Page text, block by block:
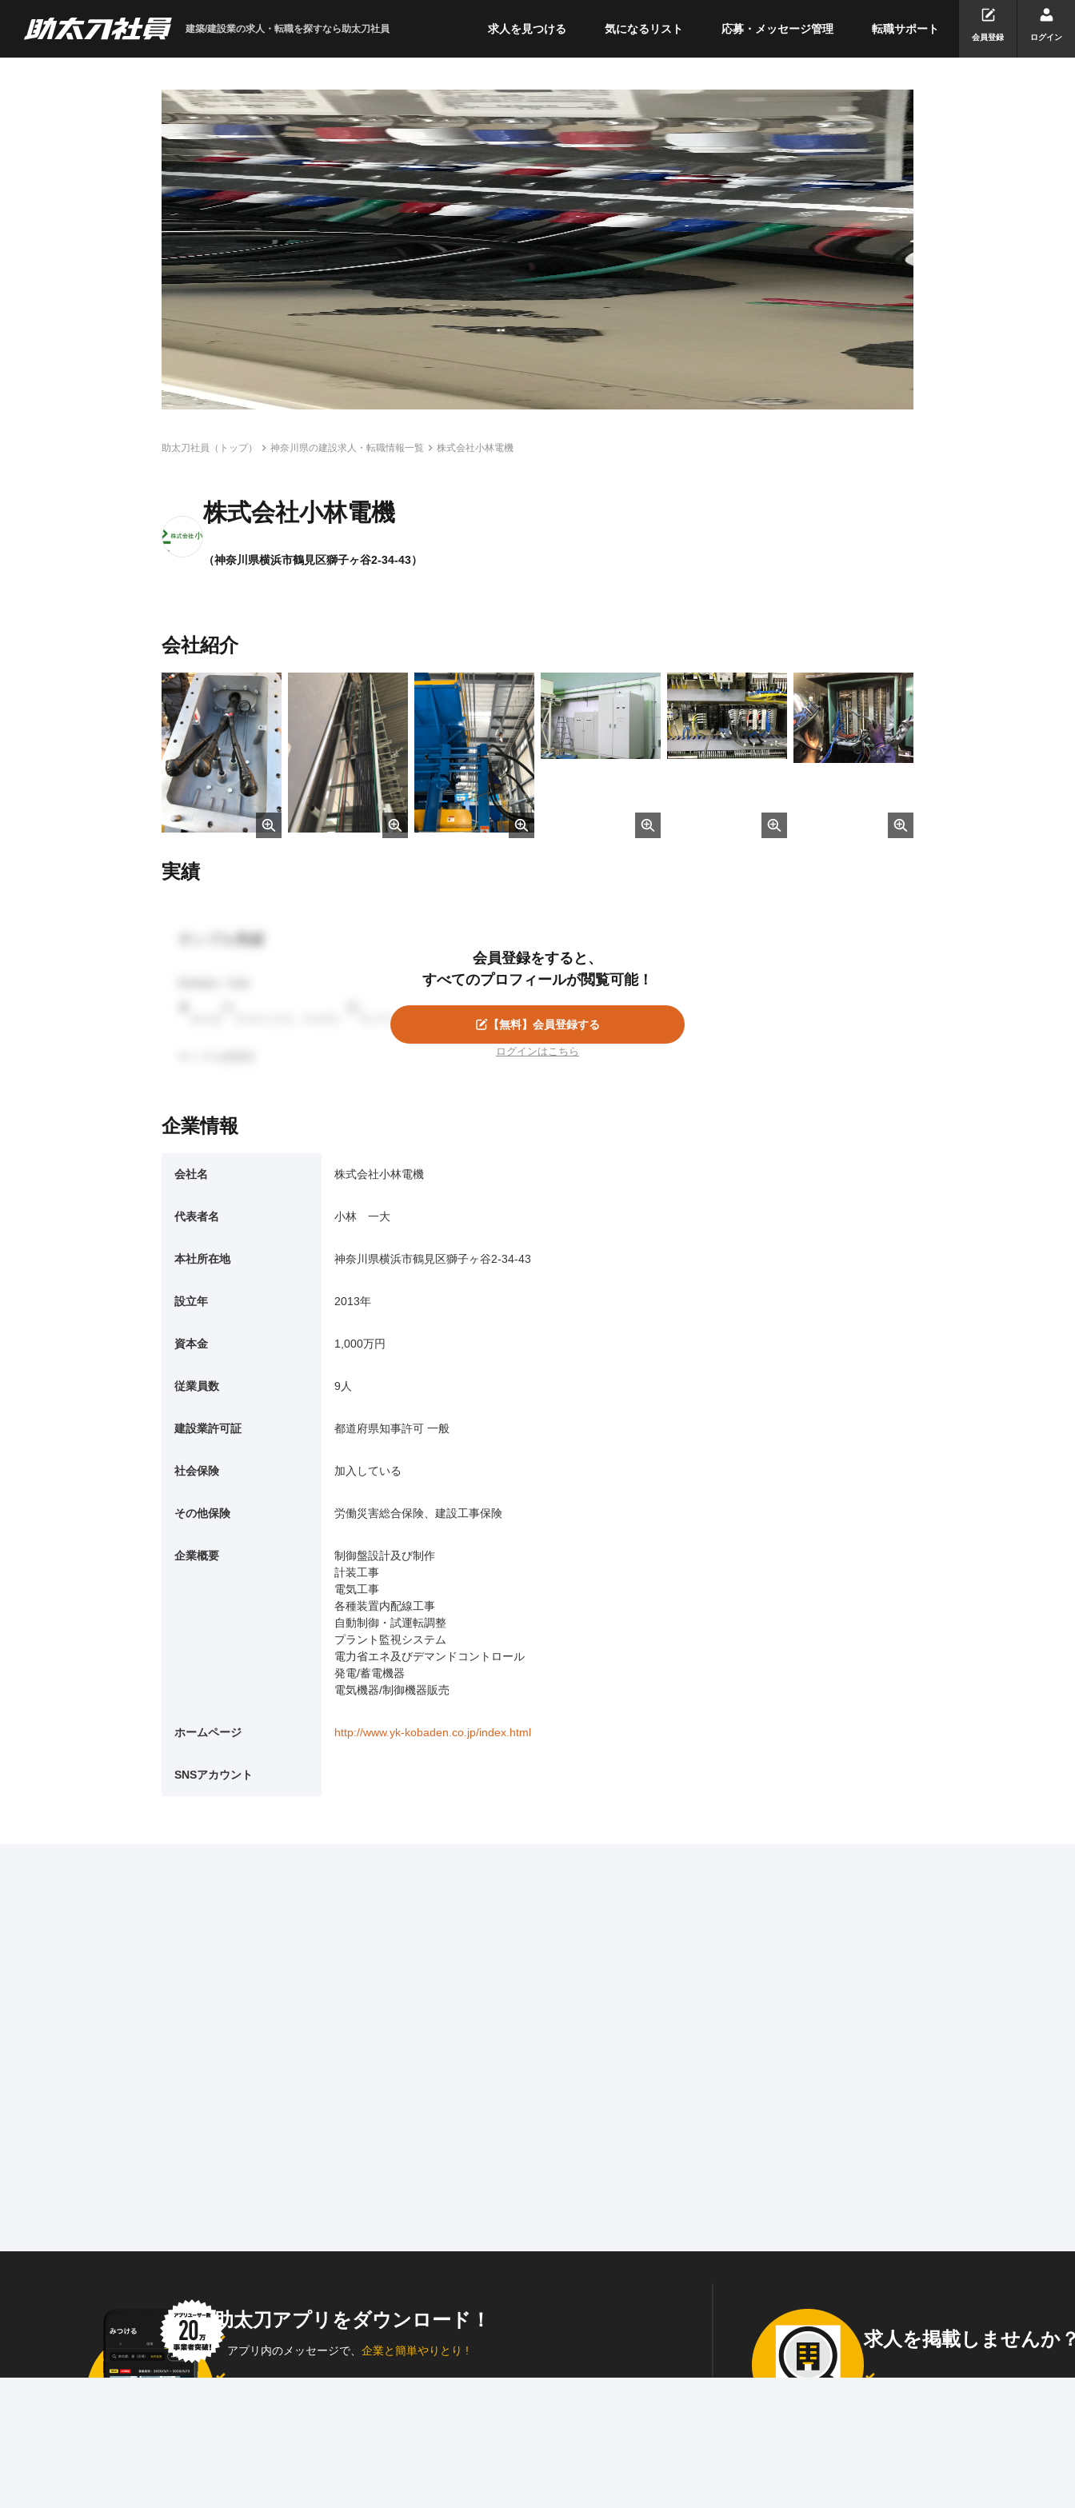
建築/建設業の求人・転職を探すなら助太刀社員 求人を見つける 気になるリスト 応募・メッセージ管理 転職サポート
会員登録 ログイン
助太刀社員（トップ） 神奈川県の建設求人・転職情報一覧 株式会社小林電機
株式会社小林電機
（神奈川県横浜市鶴見区獅子ヶ谷2-34-43）
会社紹介
実績
準大手ゼネコン・株式会社サンプル
会員登録をすると、
すべてのプロフィールが閲覧可能！
【無料】会員登録する
ログインはこちら
企業情報
会社名 株式会社小林電機
代表者名 小林 一大
本社所在地 神奈川県横浜市鶴見区獅子ヶ谷2-34-43
設立年 2013年
資本金 1,000万円
従業員数 9人
建設業許可証 都道府県知事許可 一般
社会保険 加入している
その他保険 労働災害総合保険、建設工事保険
企業概要
制御盤設計及び制作
計装工事
電気工事
各種装置内配線工事
自動制御・試運転調整
プラント監視システム
電力省エネ及びデマンドコントロール
発電/蓄電機器
電気機器/制御機器販売
ホームページ http://www.yk-kobaden.co.jp/index.html
SNSアカウント
助太刀アプリをダウンロード！
アプリ内のメッセージで、 企業と簡単やりとり !
求人を掲載しませんか